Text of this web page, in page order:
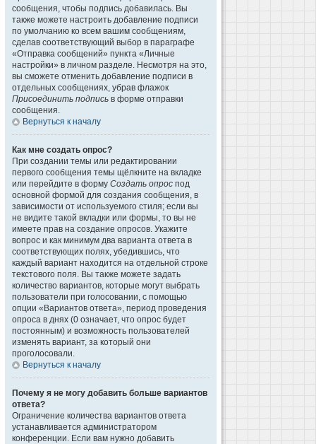
сообщения, чтобы подпись добавилась. Вы
также можете настроить добавление подписи
по умолчанию ко всем вашим сообщениям,
сделав соответствующий выбор в параграфе
«Отправка сообщений» пункта «Личные
настройки» в личном разделе. Несмотря на это,
вы сможете отменить добавление подписи в
отдельных сообщениях, убрав флажок
Присоединить подпись в форме отправки
сообщения.
Вернуться к началу
Как мне создать опрос?
При создании темы или редактировании
первого сообщения темы щёлкните на вкладке
или перейдите в форму Создать опрос под
основной формой для создания сообщения, в
зависимости от используемого стиля; если вы
не видите такой вкладки или формы, то вы не
имеете прав на создание опросов. Укажите
вопрос и как минимум два варианта ответа в
соответствующих полях, убедившись, что
каждый вариант находится на отдельной строке
текстового поля. Вы также можете задать
количество вариантов, которые могут выбрать
пользователи при голосовании, с помощью
опции «Вариантов ответа», период проведения
опроса в днях (0 означает, что опрос будет
постоянным) и возможность пользователей
изменять вариант, за который они
проголосовали.
Вернуться к началу
Почему я не могу добавить больше вариантов
ответа?
Ограничение количества вариантов ответа
устанавливается администратором
конференции. Если вам нужно добавить